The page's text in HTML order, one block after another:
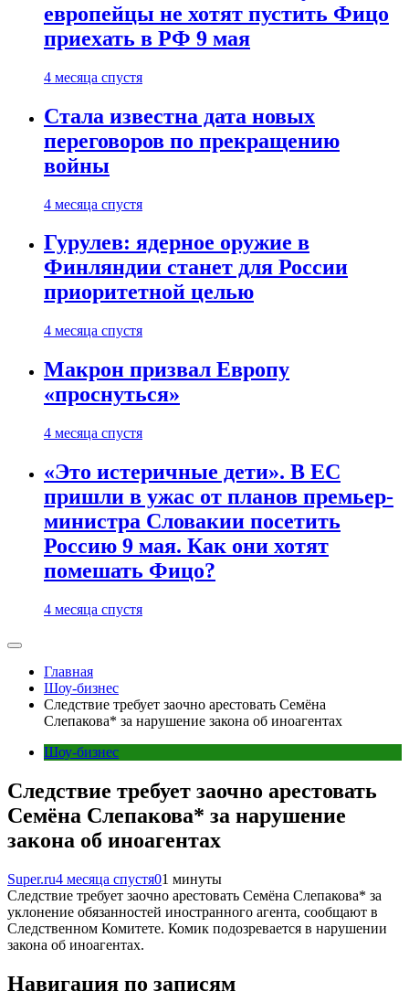
европейцы не хотят пустить Фицо
приехать в РФ 9 мая
4 месяца спустя
Стала известна дата новых
переговоров по прекращению
войны
4 месяца спустя
Гурулев: ядерное оружие в
Финляндии станет для России
приоритетной целью
4 месяца спустя
Макрон призвал Европу
«проснуться»
4 месяца спустя
«Это истеричные дети». В ЕС
пришли в ужас от планов премьер-
министра Словакии посетить
Россию 9 мая. Как они хотят
помешать Фицо?
4 месяца спустя
Главная
Шоу-бизнес
Следствие требует заочно арестовать Семёна
Слепакова* за нарушение закона об иноагентах
Шоу-бизнес
Следствие требует заочно арестовать
Семёна Слепакова* за нарушение
закона об иноагентах
Super.ru4 месяца спустя01 минуты
Следствие требует заочно арестовать Семёна Слепакова* за
уклонение обязанностей иностранного агента, сообщают в
Следственном Комитете. Комик подозревается в нарушении
закона об иноагентах.
Навигация по записям